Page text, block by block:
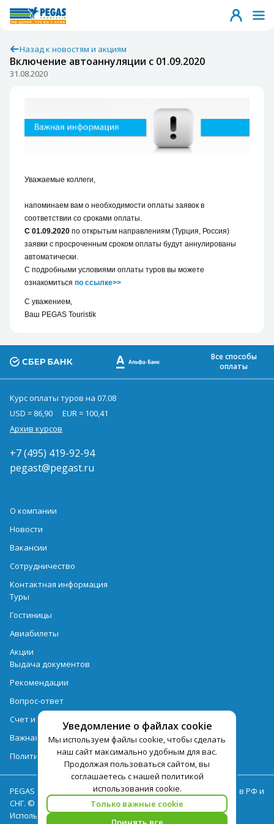
Назад к новостям и акциям
Включение автоаннуляции c 01.09.2020
31.08.2020
Уважаемые коллеги,
напоминаем вам о необходимости оплаты заявок в
соответствии со сроками оплаты.
С 01.09.2020 по открытым направлениям (Турция, Россия)
заявки с просроченным сроком оплаты будут аннулированы
автоматически.
С подробными условиями оплаты туров вы можете
ознакомиться по ссылке>>
С уважением,
Ваш PEGAS Touristik
Уведомление о файлах cookie
Мы используем файлы cookie, чтобы сделать
наш сайт максимально удобным для вас.
Продолжая пользоваться сайтом, вы
соглашаетесь с нашей политикой
использования cookie.
Только важные cookie
Все способы
оплаты
Курс оплаты туров на 07.08
USD = 86,90
EUR = 100,41
Архив курсов
+7 (495) 419-92-94
pegast@pegast.ru
О компании
Новости
Вакансии
Сотрудничество
Контактная информация
Туры
Гостиницы
Авиабилеты
Акции
Выдача документов
Рекомендации
Вопрос-ответ
Счет и оплата
Важная информация по турпродукту
Политика обработки персональных данных
PEGAS Touristik — ведущий оператор туристических услуг в РФ и
СНГ. © 2026
Использование текстов и фотографий с сайта pegast.ru